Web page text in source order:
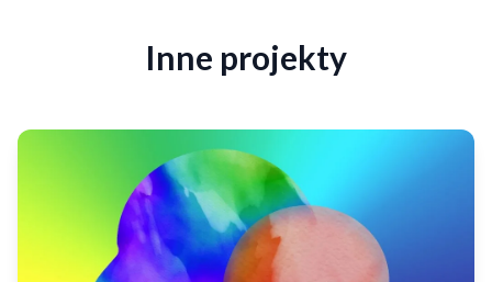
Inne projekty